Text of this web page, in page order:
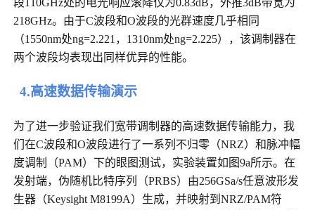
218GHz。由于C波段和O波段的光群速度几乎相同
（1550nm处ng=2.221，1310nm处ng=2.225），该调制器在
两个波段均表现出同样优异的性能。
4.高速数据传输演示
为了进一步验证我们宽带调制器的高速数据传输能力，我
们在C波段和O波段进行了一系列不归零（NRZ）和脉冲幅
度调制（PAM）下的眼图测试，实验装置如图9a所示。在
发射端，伪随机比特序列（PRBS）由256GSa/s任意波形发
生器（Keysight M8199A）生成，并映射到NRZ/PAM符